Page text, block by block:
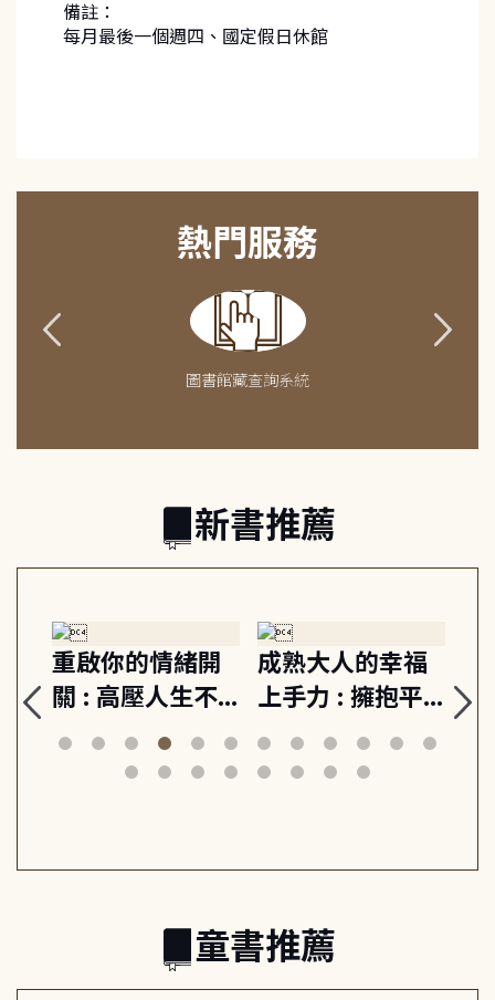
備註：
每月最後一個週四、國定假日休館
熱門服務
圖書館藏查詢系統
新書推薦
重啟你的情緒開
關 : 高壓人生不
爆炸指南, 5分鐘
減輕身心壓力, 找
成熟大人的幸福
上手力 : 擁抱平
凡中的每個燦爛
時刻, 給匱乏世代
球
童書推薦